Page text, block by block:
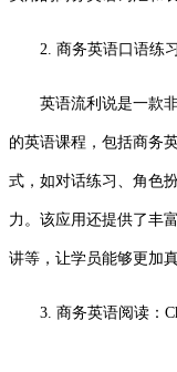
2. 商务英语口语练
英语流利说是一款
的英语课程，包括商务
式，如对话练习、角色
力。该应用还提供了丰
讲等，让学员能够更加
3. 商务英语阅读：